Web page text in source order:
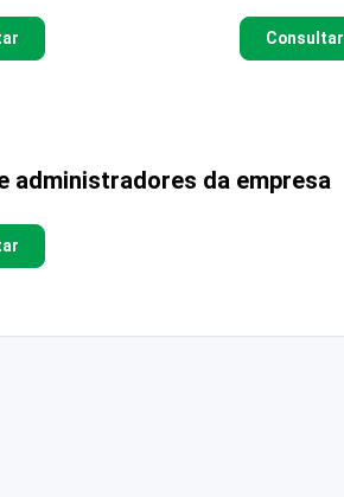
Consultar
administradores da empresa